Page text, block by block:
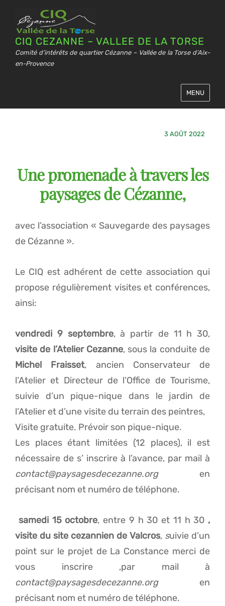
CIQ CEZANNE – VALLEE DE LA TORSE
Comité d’intérêts de quartier Cézanne – Vallée de la Torse d’Aix-
en-Provence
MENU
3 AOÛT 2022
Une promenade à travers les
paysages de Cézanne,
avec l’association « Sauvegarde des paysages
de Cézanne ».
Le CIQ est adhérent de cette association qui
propose régulièrement visites et conférences,
ainsi:
vendredi 9 septembre, à partir de 11 h 30,
visite de l’Atelier Cezanne, sous la conduite de
Michel
Fraisset, ancien Conservateur de
l’Atelier et Directeur de l’Office de Tourisme,
suivie d’un pique-nique
dans le jardin de
l’Atelier et d’une visite du terrain des peintres,
Visite gratuite. Prévoir son pique-nique.
Les places étant limitées (12 places), il est
nécessaire de s’ inscrire à l’avance, par mail à
contact@paysagesdecezanne.orgen
précisant nom et numéro de téléphone.
samedi 15 octobre, entre 9 h 30 et 11 h 30 ,
visite du site cezannien de Valcros, suivie d’un
point sur le projet de La Constance merci de
vous inscrire ,par mail à
contact@paysagesdecezanne.orgen
précisant nom et numéro de téléphone.